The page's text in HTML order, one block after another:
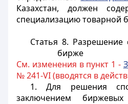
Казахстан, должен
специализацию товарной
Статья 8.
бирже
См. изменения в пункт 1 -
№ 241-VI (вводятся в
1. Для решения
заключением